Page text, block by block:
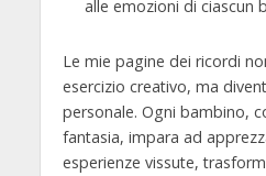
alle emozioni di ciascun
Le mie pagine dei ricordi
esercizio creativo, ma
personale. Ogni bambino,
fantasia, impara ad
esperienze vissute,